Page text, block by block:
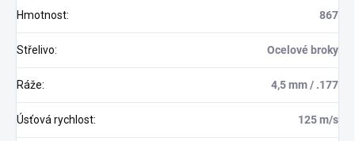
Hmotnost: 867
Střelivo: Ocelové broky
Ráže: 4,5 mm / .177
Úsťová rychlost: 125 m/s